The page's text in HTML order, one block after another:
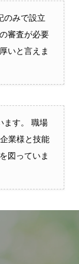
のみで設立
審査が必要
いと言えま
ます。 職場
業様と技能
図っていま